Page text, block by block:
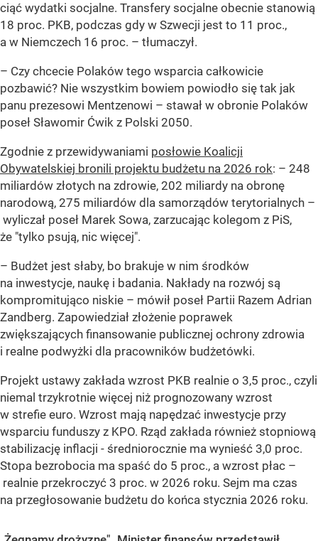
ciąć wydatki socjalne. Transfery socjalne obecnie stanowią
18 proc. PKB, podczas gdy w Szwecji jest to 11 proc.,
a w Niemczech 16 proc. – tłumaczył.
– Czy chcecie Polaków tego wsparcia całkowicie
pozbawić? Nie wszystkim bowiem powiodło się tak jak
panu prezesowi Mentzenowi – stawał w obronie Polaków
poseł Sławomir Ćwik z Polski 2050.
Zgodnie z przewidywaniami posłowie Koalicji
Obywatelskiej bronili projektu budżetu na 2026 rok: – 248
miliardów złotych na zdrowie, 202 miliardy na obronę
narodową, 275 miliardów dla samorządów terytorialnych –
wyliczał poseł Marek Sowa, zarzucając kolegom z PiS,
że "tylko psują, nic więcej".
– Budżet jest słaby, bo brakuje w nim środków
na inwestycje, naukę i badania. Nakłady na rozwój są
kompromitująco niskie – mówił poseł Partii Razem Adrian
Zandberg. Zapowiedział złożenie poprawek
zwiększających finansowanie publicznej ochrony zdrowia
i realne podwyżki dla pracowników budżetówki.
Projekt ustawy zakłada wzrost PKB realnie o 3,5 proc., czyli
niemal trzykrotnie więcej niż prognozowany wzrost
w strefie euro. Wzrost mają napędzać inwestycje przy
wsparciu funduszy z KPO. Rząd zakłada również stopniową
stabilizację inflacji - średniorocznie ma wynieść 3,0 proc.
Stopa bezrobocia ma spaść do 5 proc., a wzrost płac –
realnie przekroczyć 3 proc. w 2026 roku. Sejm ma czas
na przegłosowanie budżetu do końca stycznia 2026 roku.